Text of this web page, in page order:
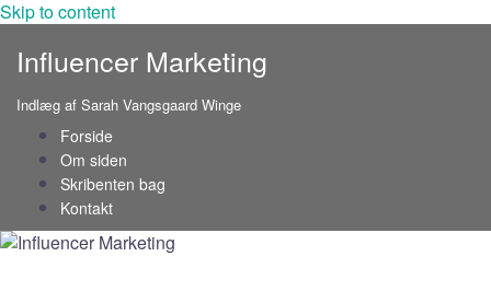
Skip to content
Influencer Marketing
Indlæg af Sarah Vangsgaard Winge
Forside
Om siden
Skribenten bag
Kontakt